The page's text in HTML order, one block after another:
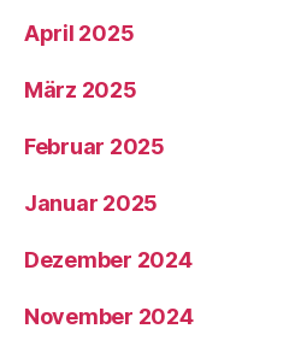
April 2025
März 2025
Februar 2025
Januar 2025
Dezember 2024
November 2024